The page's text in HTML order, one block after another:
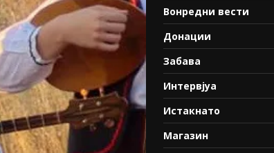
Вонредни вести
Донации
Забава
Интервјуа
Истакнато
Магазин